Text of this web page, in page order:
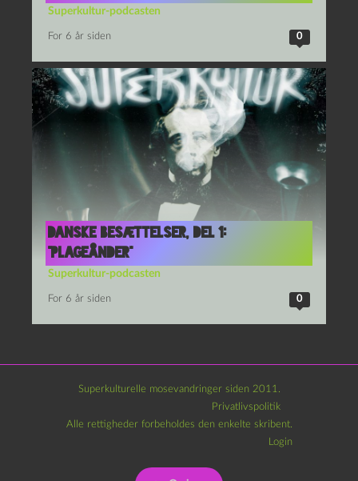
Superkultur-podcasten
For 6 år siden 0
Danske besættelser, del 1:
“Plageånder”
Superkultur-podcasten
For 6 år siden 0
Superkulturelle mosevandringer siden 2011.
Privatlivspolitik
Alle rettigheder forbeholdes den enkelte skribent.
Login